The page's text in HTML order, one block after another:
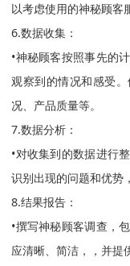
以考虑使用的神秘顾客
6.数据收集：
•神秘顾客按照事先的
观察到的情况和感受
况、产品质量等。
7.数据分析：
•对收集到的数据进行
识别出现的问题和优势
8.结果报告：
•撰写神秘顾客调查，
应清晰、简洁，，并提